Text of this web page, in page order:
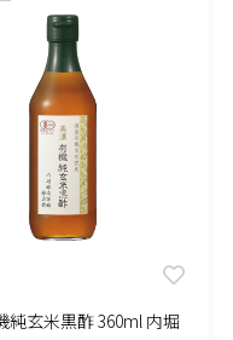
純玄米黒酢 360ml 内堀